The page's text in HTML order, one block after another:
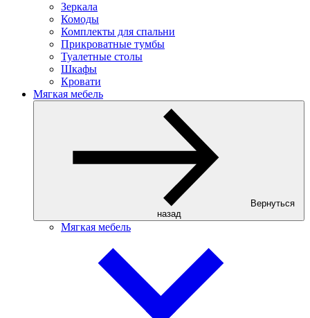
Зеркала
Комоды
Комплекты для спальни
Прикроватные тумбы
Туалетные столы
Шкафы
Кровати
Мягкая мебель
Вернуться
назад
Мягкая мебель